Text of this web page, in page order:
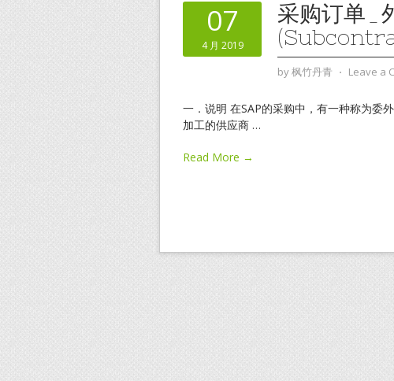
07
4 月 2019
采购订单_
by枫竹丹青 ⋅ Leave a
一．说明 在SAP的采购中，有一种称为委
加工的供应商 …
Read More →